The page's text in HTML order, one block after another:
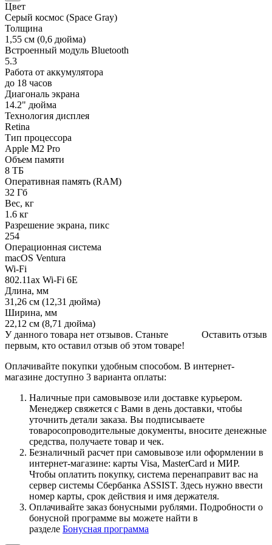
Цвет
Серый космос (Space Gray)
Толщина
1,55 см (0,6 дюйма)
Встроенный модуль Bluetooth
5.3
Работа от аккумулятора
до 18 часов
Диагональ экрана
14.2" дюйма
Технология дисплея
Retina
Тип процессора
Apple M2 Pro
Объем памяти
8 ТБ
Оперативная память (RAM)
32 Гб
Вес, кг
1.6 кг
Разрешение экрана, пикс
254
Операционная система
macOS Ventura
Wi-Fi
802.11ax Wi-Fi 6E
Длина, мм
31,26 см (12,31 дюйма)
Ширина, мм
22,12 см (8,71 дюйма)
Оставить отзыв
У данного товара нет отзывов. Станьте
первым, кто оставил отзыв об этом товаре!
Оплачивайте покупки удобным способом. В интернет-
магазине доступно 3 варианта оплаты:
Наличные при самовывозе или доставке курьером.
Менеджер свяжется с Вами в день доставки, чтобы
уточнить детали заказа. Вы подписываете
товаросопроводительные документы, вносите денежные
средства, получаете товар и чек.
Безналичный расчет при самовывозе или оформлении в
интернет-магазине: карты Visa, MasterCard и МИР.
Чтобы оплатить покупку, система перенаправит вас на
сервер системы Сбербанка ASSIST. Здесь нужно ввести
номер карты, срок действия и имя держателя.
Оплачивайте заказ бонусными рублями. Подробности о
бонусной программе вы можете найти в
разделе Бонусная программа